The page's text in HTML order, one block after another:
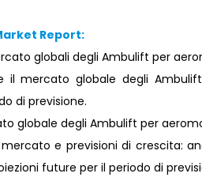
Report:
globali degli Ambulift per
il mercato globale degli
di previsione.
globale degli Ambulift per
e previsioni di crescita:
future per il periodo di